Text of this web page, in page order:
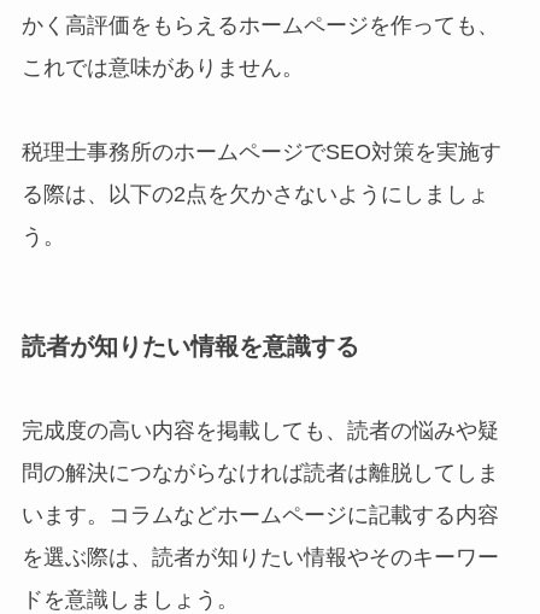
かく高評価をもらえるホームページを作っても、
これでは意味がありません。
税理士事務所のホームページでSEO対策を実施す
る際は、以下の2点を欠かさないようにしましょ
う。
読者が知りたい情報を意識する
完成度の高い内容を掲載しても、読者の悩みや疑
問の解決につながらなければ読者は離脱してしま
います。コラムなどホームページに記載する内容
を選ぶ際は、読者が知りたい情報やそのキーワー
ドを意識しましょう。